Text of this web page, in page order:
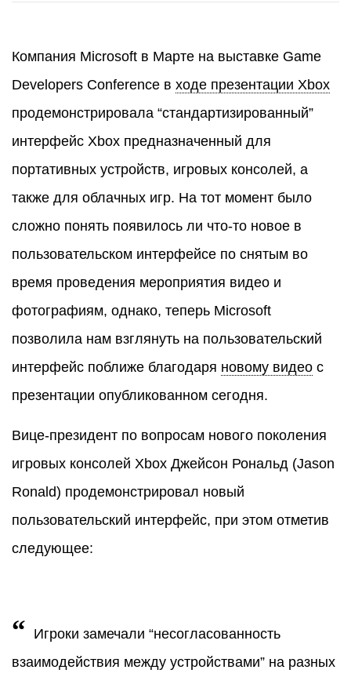
Компания Microsoft в Марте на выставке Game
Developers Conference в ходе презентации Xbox
продемонстрировала “стандартизированный”
интерфейс Xbox предназначенный для
портативных устройств, игровых консолей, а
также для облачных игр. На тот момент было
сложно понять появилось ли что-то новое в
пользовательском интерфейсе по снятым во
время проведения мероприятия видео и
фотографиям, однако, теперь Microsoft
позволила нам взглянуть на пользовательский
интерфейс поближе благодаря новому видео с
презентации опубликованном сегодня.
Вице-президент по вопросам нового поколения
игровых консолей Xbox Джейсон Рональд (Jason
Ronald) продемонстрировал новый
пользовательский интерфейс, при этом отметив
следующее:
“ Игроки замечали “несогласованность
взаимодействия между устройствами” на разных